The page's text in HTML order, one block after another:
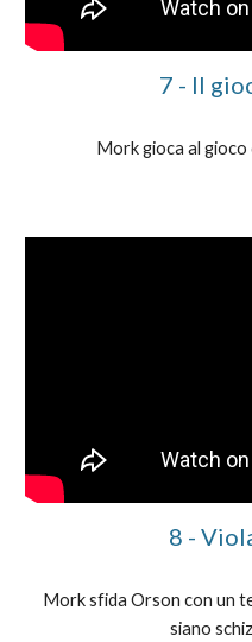
7 - Il
Mork gioca al gioco
8 -
Mork sfida Orson con un
siano